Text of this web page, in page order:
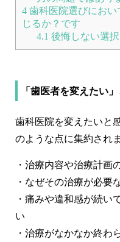
4 歯科医院選びにお
じるか？です
4.1 後悔しない選
「歯医者を変えたい
歯科医院を変えたいと
のような点に集約されま
・治療内容や治療計画
・なぜその治療が必要
・痛みや違和感が続い
い
・治療がなかなか終わ